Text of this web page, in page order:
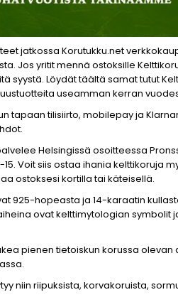
jatkossa Korutukku.net
Jos yritit mennä ostoksille
syystä. Löydät täältä samat tutut
useamman kerran
tapaan tilisiirto, mobilepay ja
Helsingissä osoitteessa
Voit siis ostaa ihania kelttikoruja
ostoksesi kortilla tai käteisellä.
925-hopeasta ja 14-karaatin
ovat kelttimytologian symbolit
pienen tietoiskun korussa olevan
niin riipuksista, korvakoruista,